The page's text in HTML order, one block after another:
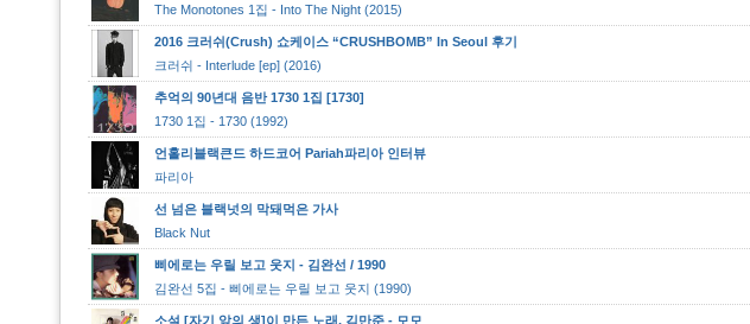
The Monotones 1집 - Into The Night (2015)
2016 크러쉬(Crush) 쇼케이스 “CRUSHBOMB” In Seoul 후기
크러쉬 - Interlude [ep] (2016)
추억의 90년대 음반 1730 1집 [1730]
1730 1집 - 1730 (1992)
언홀리블랙큰드 하드코어 Pariah파리아 인터뷰
파리아
선 넘은 블랙넛의 막돼먹은 가사
Black Nut
삐에로는 우릴 보고 웃지 - 김완선 / 1990
김완선 5집 - 삐에로는 우릴 보고 웃지 (1990)
소설 [자기 앞의 생]이 만든 노래, 김만준 - 모모